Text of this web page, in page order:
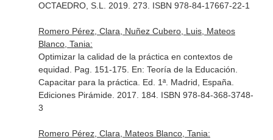
OCTAEDRO, S.L. 2019. 273. ISBN 978-84-17667-22-1
Romero Pérez, Clara, Nuñez Cubero, Luis, Mateos
Blanco, Tania:
Optimizar la calidad de la práctica en contextos de
equidad. Pag. 151-175. En: Teoría de la Educación.
Capacitar para la práctica . Ed. 1ª. Madrid, España.
Ediciones Pirámide. 2017. 184. ISBN 978-84-368-3748-
3
Romero Pérez, Clara, Mateos Blanco, Tania: